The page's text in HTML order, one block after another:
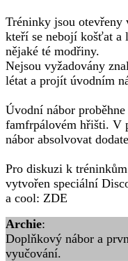
Tréninky jsou otevřeny
kteří se nebojí košťat a
nějaké té modřiny.
Nejsou vyžadovány
létat a projít úvodním
Úvodní nábor
famfrpálovém hřišti. V
nábor absolvovat
Pro diskuzi k
vytvořen speciální
a cool: ZDE
Archie:
Doplňkový nábor a
vyučování.